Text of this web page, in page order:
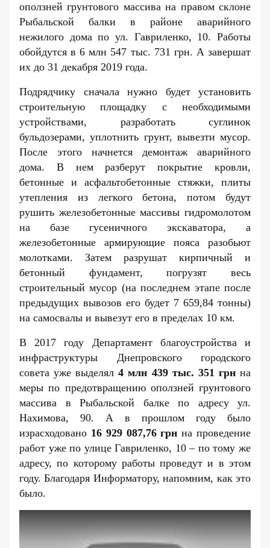
оползней грунтового массива на правом склоне
Рыбальской балки в районе аварийного
нежилого дома по ул. Гавриленко, 10. Работы
обойдутся в 6 млн 547 тыс. 731 грн. А завершат
их до 31 декабря 2019 года.
Подрядчику сначала нужно будет установить
строительную площадку с необходимыми
устройствами, разработать суглинок
бульдозерами, уплотнить грунт, вывезти мусор.
После этого начнется демонтаж аварийного
дома. В нем разберут покрытие кровли,
бетонные и асфальтобетонные стяжки, плиты
утепления из легкого бетона, потом будут
рушить железобетонные массивы гидромолотом
на базе гусеничного экскаватора, а
железобетонные армирующие пояса разобьют
молотками. Затем разрушат кирпичный и
бетонный фундамент, погрузят весь
строительный мусор (на последнем этапе после
предыдущих вывозов его будет 7 659,84 тонны)
на самосвалы и вывезут его в пределах 10 км.
В 2017 году Департамент благоустройства и
инфраструктуры Днепровского городского
совета ужевыделял 4 млн 439 тыс. 351 грнна
меры по предотвращению оползней грунтового
массива в Рыбальской балке по адресу ул.
Нахимова, 90. А в прошлом году было
израсходовано 16 929 087,76 грн на проведение
работ уже по улице Гавриленко, 10 – по тому же
адресу, по которому работы проведут и в этом
году. Благодаря Информатору,напомним, как это
было.